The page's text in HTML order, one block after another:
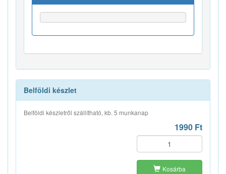
Belföldi készlet
Belföldi készletről szállítható, kb. 5 munkanap
1990 Ft
Kosárba